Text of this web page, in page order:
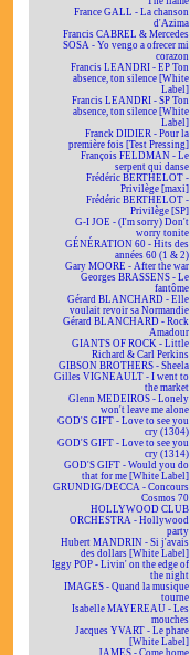
France GALL - La chanson
d'Azima
Francis CABREL & Mercedes
SOSA - Yo vengo a ofrecer mi
corazon
Francis LEANDRI - EP Ton
absence, ton silence [White
Label]
Francis LEANDRI - SP Ton
absence, ton silence [White
Label]
Franck DIDIER - Pour la
première fois [Test Pressing]
François FELDMAN - Le
serpent qui danse
Frédéric BERTHELOT -
Privilège [maxi]
Frédéric BERTHELOT -
Privilège [SP]
G-I JOE - (I'm sorry) Don't
worry tonite
GÉNÉRATION 60 - Hits des
années 60 (1 & 2)
Gary MOORE - After the war
Georges BRASSENS - Le
fantôme
Gérard BLANCHARD - Elle
voulait revoir sa Normandie
Gérard BLANCHARD - Rock
Amadour
GIANTS OF ROCK - Little
Richard & Carl Perkins
GIBSON BROTHERS - Sheela
Gilles VIGNEAULT - I went to
the market
Glenn MEDEIROS - Lonely
won't leave me alone
GOD'S GIFT - Love to see you
cry (1304)
GOD'S GIFT - Love to see you
cry (1314)
GOD'S GIFT - Would you do
that for me [White Label]
GRUNDIG/DECCA - Concours
Cosmos 70
HOLLYWOOD CLUB
ORCHESTRA - Hollywood
party
Hubert MANDRIN - Si j'avais
des dollars [White Label]
Iggy POP - Livin' on the edge of
the night
IMAGES - Quand la musique
tourne
Isabelle MAYEREAU - Les
mouches
Jacques YVART - Le phare
[White Label]
JAMES - Come home